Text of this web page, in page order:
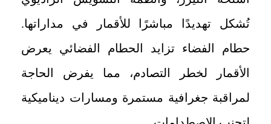
تُشكل تهديدًا مباشرًا للأقمار في مداراتها.
حطام الفضاء تزايد الحطام الفضائي يعرض
الأقمار لخطر التصادم، مما يفرض الحاجة
لمراقبة جغرافية مستمرة ومسارات ديناميكية